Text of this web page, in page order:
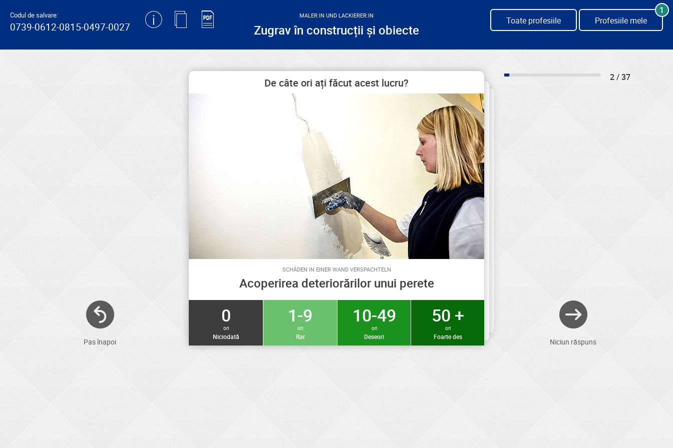
Codul de salvare:
0739-0612-0815-0497-0027
MALER:IN UND LACKIERER:IN
Zugrav în construcții și obiecte
Toate profesiile Profesiile mele
1
Pas înapoi
De câte ori ați făcut acest lucru?
SCHÄDEN IN EINER WAND VERSPACHTELN
Acoperirea deteriorărilor unui perete
0
ori
Niciodată
1-9
ori
Rar
10-49
ori
Deseori
50 +
ori
Foarte des
2 / 37
Niciun răspuns